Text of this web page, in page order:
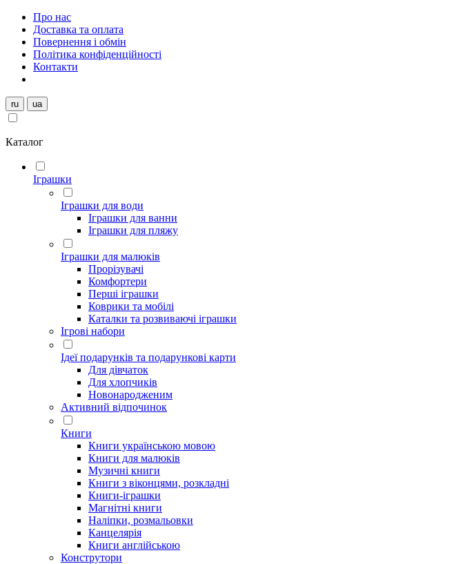
Про нас
Доставка та оплата
Повернення і обмін
Політика конфіденційності
Контакти
ru ua
Каталог
Іграшки
Іграшки для води
Іграшки для ванни
Іграшки для пляжу
Іграшки для малюків
Прорізувачі
Комфортери
Перші іграшки
Коврики та мобілі
Каталки та розвиваючі іграшки
Ігрові набори
Ідеї ​​подарунків та подарункові карти
Для дівчаток
Для хлопчиків
Новонародженим
Активний відпочинок
Книги
Книги українською мовою
Книги для малюків
Музичні книги
Книги з віконцями, розкладні
Книги-іграшки
Магнітні книги
Наліпки, розмальовки
Канцелярія
Книги англійською
Конструтори